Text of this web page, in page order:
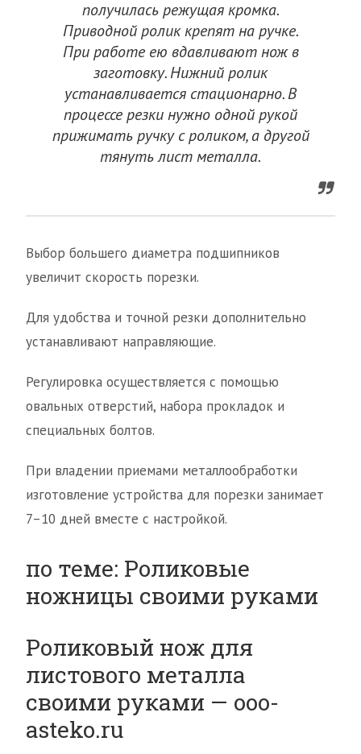
получилась режущая кромка.
Приводной ролик крепят на ручке.
При работе ею вдавливают нож в
заготовку. Нижний ролик
устанавливается стационарно. В
процессе резки нужно одной рукой
прижимать ручку с роликом, а другой
тянуть лист металла.
Выбор большего диаметра подшипников
увеличит скорость порезки.
Для удобства и точной резки дополнительно
устанавливают направляющие.
Регулировка осуществляется с помощью
овальных отверстий, набора прокладок и
специальных болтов.
При владении приемами металлообработки
изготовление устройства для порезки занимает
7–10 дней вместе с настройкой.
по теме: Роликовые
ножницы своими руками
Роликовый нож для
листового металла
своими руками — ooo-
asteko.ru